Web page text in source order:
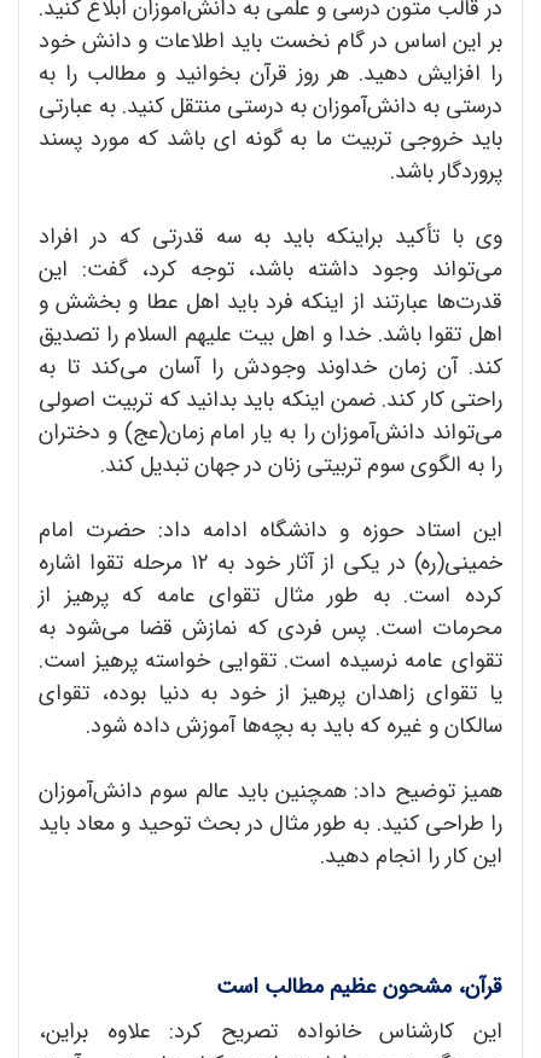
در قالب متون درسی و علمی به دانش‌آموزان ابلاغ کنید.
بر این‌ اساس در گام نخست باید اطلاعات و دانش خود
را افزایش دهید. هر روز قرآن بخوانید و مطالب را به
درستی به دانش‌آموزان به درستی منتقل کنید. به عبارتی
باید خروجی تربیت ما به گونه ‌ای باشد که مورد پسند
پروردگار باشد.
وی با تأکید براینکه باید به سه قدرتی که در افراد
می‌تواند وجود داشته باشد، توجه کرد، گفت: این
قدرت‌ها عبارتند از اینکه فرد باید اهل عطا و بخشش و
اهل تقوا باشد. خدا و اهل بیت علیهم السلام را تصدیق
کند. آن زمان خداوند وجودش را آسان می‌کند تا به
راحتی کار کند. ضمن اینکه باید بدانید که تربیت اصولی
می‌تواند دانش‌آموزان را به یار امام زمان(عج) و دختران
را به الگوی سوم تربیتی زنان در جهان تبدیل کند.
این استاد حوزه و دانشگاه ادامه داد: حضرت امام
خمینی(ره) در یکی از آثار خود به ۱۲ مرحله تقوا اشاره
کرده است. به طور مثال تقوای عامه که پرهیز از
محرمات است. پس فردی که نمازش قضا می‌شود به
تقوای عامه نرسیده است. تقوایی خواسته پرهیز است.
یا تقوای زاهدان پرهیز از خود به دنیا بوده، تقوای
سالکان و غیره که باید به بچه‌ها آموزش داده شود.
همیز توضیح داد: همچنین باید عالم سوم دانش‌آموزان
را طراحی کنید. به طور مثال در بحث توحید و معاد باید
این کار را انجام دهید.
قرآن، مشحون عظیم مطالب است
این کارشناس خانواده تصریح کرد: علاوه براین،